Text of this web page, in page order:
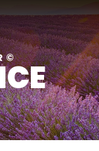
©
Fermer